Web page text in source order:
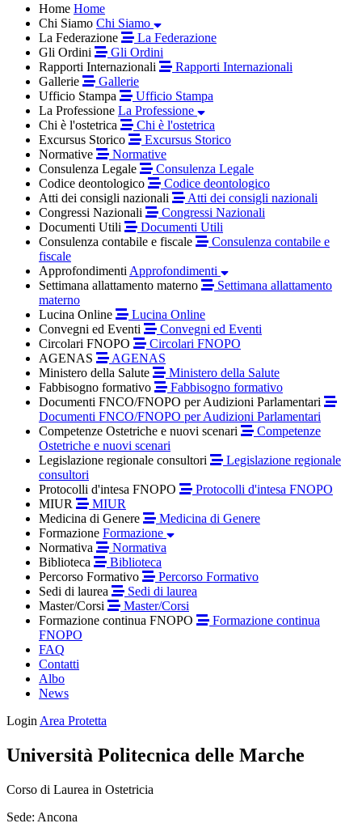
Home Home
Chi Siamo Chi Siamo
La Federazione
La Federazione
Gli Ordini
Gli Ordini
Rapporti Internazionali
Rapporti Internazionali
Gallerie
Gallerie
Ufficio Stampa
Ufficio Stampa
La Professione La Professione
Chi è l'ostetrica
Chi è l'ostetrica
Excursus Storico
Excursus Storico
Normative
Normative
Consulenza Legale
Consulenza Legale
Codice deontologico
Codice deontologico
Atti dei consigli nazionali
Atti dei consigli nazionali
Congressi Nazionali
Congressi Nazionali
Documenti Utili
Documenti Utili
Consulenza contabile e fiscale
Consulenza contabile e
fiscale
Approfondimenti Approfondimenti
Settimana allattamento materno
Settimana allattamento
materno
Lucina Online
Lucina Online
Convegni ed Eventi
Convegni ed Eventi
Circolari FNOPO
Circolari FNOPO
AGENAS
AGENAS
Ministero della Salute
Ministero della Salute
Fabbisogno formativo
Fabbisogno formativo
Documenti FNCO/FNOPO per Audizioni Parlamentari
Documenti FNCO/FNOPO per Audizioni Parlamentari
Competenze Ostetriche e nuovi scenari
Competenze
Ostetriche e nuovi scenari
Legislazione regionale consultori
Legislazione regionale
consultori
Protocolli d'intesa FNOPO
Protocolli d'intesa FNOPO
MIUR
MIUR
Medicina di Genere
Medicina di Genere
Formazione Formazione
Normativa
Normativa
Biblioteca
Biblioteca
Percorso Formativo
Percorso Formativo
Sedi di laurea
Sedi di laurea
Master/Corsi
Master/Corsi
Formazione continua FNOPO
Formazione continua
FNOPO
FAQ
Contatti
Albo
News
Login Area Protetta
Università Politecnica delle Marche
Corso di Laurea in Ostetricia
Sede: Ancona